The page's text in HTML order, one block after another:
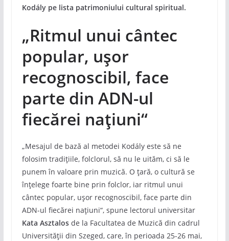
Kodály pe lista patrimoniului cultural spiritual.
„Ritmul unui cântec
popular, ușor
recognoscibil, face
parte din ADN-ul
fiecărei națiuni“
„Mesajul de bază al metodei Kodály este să ne
folosim tradițiile, folclorul, să nu le uităm, ci să le
punem în valoare prin muzică. O țară, o cultură se
înțelege foarte bine prin folclor, iar ritmul unui
cântec popular, ușor recognoscibil, face parte din
ADN-ul fiecărei națiuni“, spune lectorul universitar
Kata Asztalosde la Facultatea de Muzică din cadrul
Universității din Szeged, care, în perioada 25-26 mai,